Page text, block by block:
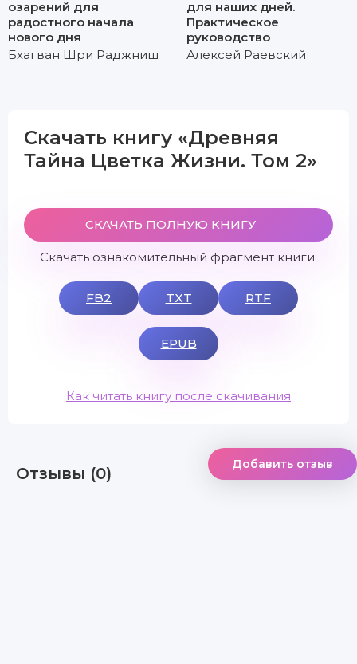
озарений для
радостного начала
нового дня
Бхагван Шри Раджниш
для наших дней.
Практическое
руководство
Алексей Раевский
Скачать книгу «Древняя
Тайна Цветка Жизни. Том 2»
СКАЧАТЬ ПОЛНУЮ КНИГУ
Скачать ознакомительный фрагмент книги:
FB2 TXT RTF
EPUB
Как читать книгу после скачивания
Отзывы (0) Добавить отзыв